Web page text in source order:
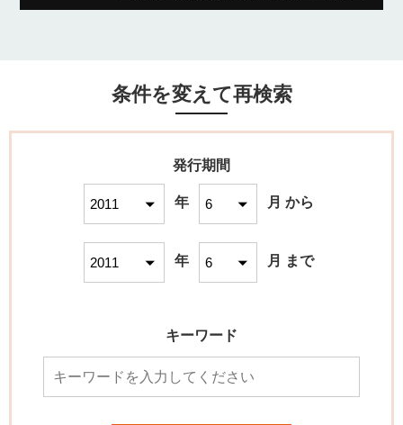
条件を変えて再検索
発行期間
年 月 から
年 月 まで
キーワード